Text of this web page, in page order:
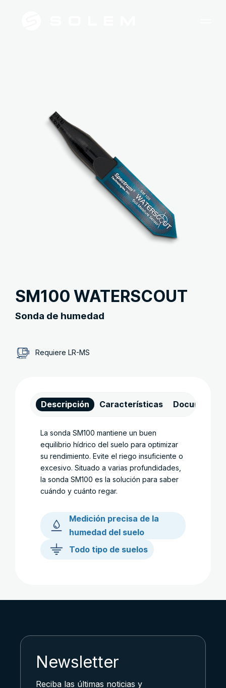
SM100 WATERSCOUT
Sonda de humedad
Requiere LR-MS
Descripción Características Documentos
La sonda SM100 mantiene un buen
equilibrio hídrico del suelo para optimizar
su rendimiento. Evite el riego insuficiente o
excesivo. Situado a varias profundidades,
la sonda SM100 es la solución para saber
cuándo y cuánto regar.
Medición precisa de la
humedad del suelo
Todo tipo de suelos
Newsletter
Reciba las últimas noticias y